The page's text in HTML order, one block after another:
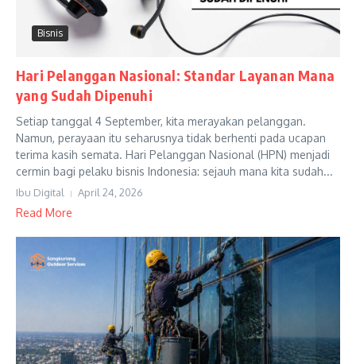
Bisnis
Hari Pelanggan Nasional: Standar Layanan Mana
yang Sudah Dipenuhi
Setiap tanggal 4 September, kita merayakan pelanggan.
Namun, perayaan itu seharusnya tidak berhenti pada ucapan
terima kasih semata. Hari Pelanggan Nasional (HPN) menjadi
cermin bagi pelaku bisnis Indonesia: sejauh mana kita sudah...
Ibu Digital April 24, 2026
Read More